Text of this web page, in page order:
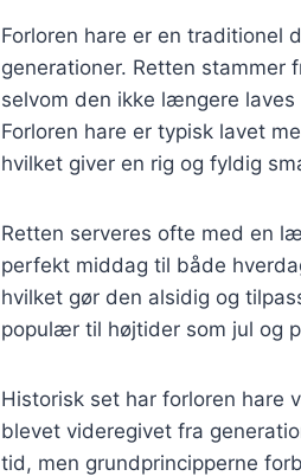
Forloren hare er en traditionel
generationer. Retten stammer
selvom den ikke længere
Forloren hare er typisk lavet
hvilket giver en rig og fyldig
Retten serveres ofte med en
perfekt middag til både
hvilket gør den alsidig og
populær til højtider som jul og
Historisk set har forloren hare
blevet videregivet fra
tid, men grundprincipperne